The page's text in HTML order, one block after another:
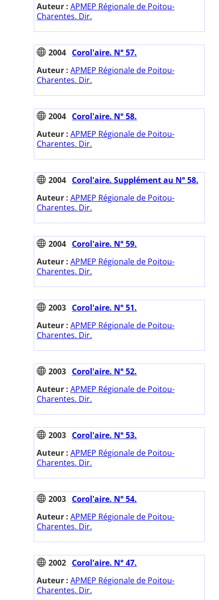
Auteur : APMEP Régionale de Poitou-
Charentes. Dir.
2004 Corol'aire. N° 57.
Auteur : APMEP Régionale de Poitou-
Charentes. Dir.
2004 Corol'aire. N° 58.
Auteur : APMEP Régionale de Poitou-
Charentes. Dir.
2004 Corol'aire. Supplément au N° 58.
Auteur : APMEP Régionale de Poitou-
Charentes. Dir.
2004 Corol'aire. N° 59.
Auteur : APMEP Régionale de Poitou-
Charentes. Dir.
2003 Corol'aire. N° 51.
Auteur : APMEP Régionale de Poitou-
Charentes. Dir.
2003 Corol'aire. N° 52.
Auteur : APMEP Régionale de Poitou-
Charentes. Dir.
2003 Corol'aire. N° 53.
Auteur : APMEP Régionale de Poitou-
Charentes. Dir.
2003 Corol'aire. N° 54.
Auteur : APMEP Régionale de Poitou-
Charentes. Dir.
2002 Corol'aire. N° 47.
Auteur : APMEP Régionale de Poitou-
Charentes. Dir.